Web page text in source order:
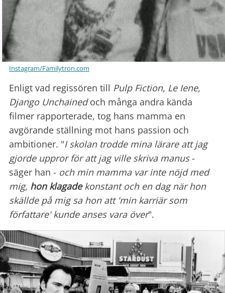
Instagram/Familytron.com
Enligt vad regissören till Pulp Fiction, Le Iene,
Django Unchainedoch många andra kända
filmer rapporterade, tog hans mamma en
avgörande ställning mot hans passion och
ambitioner. "I skolan trodde mina lärare att jag
gjorde uppror för att jag ville skriva manus-
säger han - och min mamma var inte nöjd med
mig, hon klagadekonstant och en dag när hon
skällde på mig sa hon att 'min karriär som
författare' kunde anses vara över".